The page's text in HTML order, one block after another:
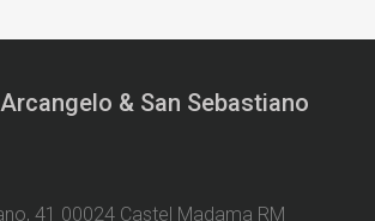
& San Sebastiano
41 00024 Castel Madama RM